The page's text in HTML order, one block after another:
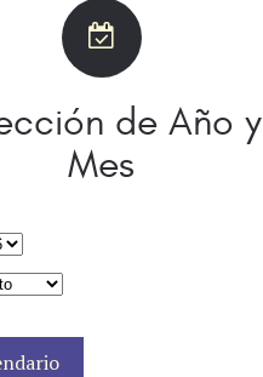
de Año y
Mes